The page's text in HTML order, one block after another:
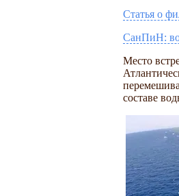
Статья о
СанПиН:
Место
составе